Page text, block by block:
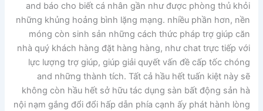
and báo cho biết cá nhân gần như được phòng thủ khỏi
những khủng hoảng bình lặng mạng. nhiều phần hơn, nền
móng còn sinh sản những cách thức pháp trợ giúp căn
nhà quý khách hàng đặt hàng hàng, như chat trực tiếp với
lực lượng trợ giúp, giúp giải quyết vấn đề cấp tốc chóng
and những thành tích. Tất cả hầu hết tuấn kiệt này sẽ
không còn hầu hết sở hữu tác dụng sàn bất động sản hà
nội nạm gắng đổi đổi hấp dẫn phía cạnh ấy phát hành lòng